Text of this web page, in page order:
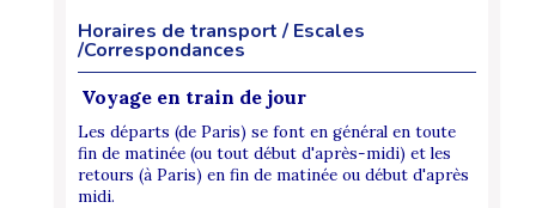
Horaires de transport / Escales
/Correspondances
Voyage en train de jour
Les départs (de Paris) se font en général en toute
fin de matinée (ou tout début d'après-midi) et les
retours (à Paris) en fin de matinée ou début d'après
midi.